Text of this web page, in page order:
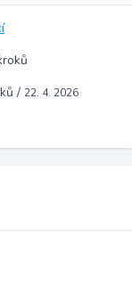
/ 22. 4. 2026